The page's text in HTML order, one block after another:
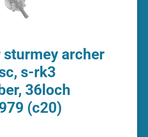
sturmey archer
s-rk3
36loch
(c20)